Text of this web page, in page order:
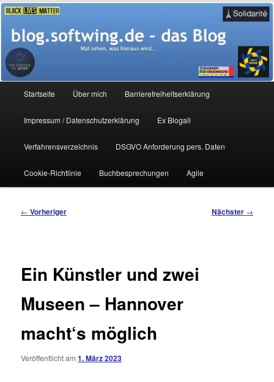
Zum
primären
Inhalt
springen
blog.softwing.de – das Blog
Mal sehen, was hieraus wird…
Startseite Über mich Barrierefreiheitserklärung
Impressum / Datenschutzerklärung Ex Blogall
Verfahrensverzeichnis DSGVO Anforderung pers. Daten
Cookie-Richtlinie Buchbesprechungen Agile
Beitragsnavigation
← Vorheriger Nächster →
Ein Künstler und zwei
Museen – Hannover
macht‘s möglich
Veröffentlicht am1. März 2023